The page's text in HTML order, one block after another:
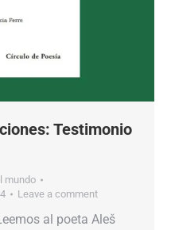
Testimonio
mundo
Leave a comment
al poeta Aleš